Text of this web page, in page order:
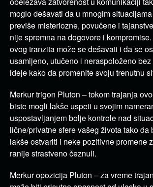
moglo dešavati da u mnogim
previše misteriozne, povučene i
nije spremna na dogovore i
ovog tranzita može se dešavati i da se
usamljeno, utučeno i neraspoloženo
ideje kako da promenite svoju trenutnu
Merkur trigon Pluton – tokom trajanja
biste mogli lakše uspeti u svojim
uspostavljanjem bolje kontrole nad
lične/privatne sfere vašeg života tako da
lakše ostvariti i neke pozitivne promene
ranije strastveno čeznuli.
Merkur opozicija Pluton – za vreme